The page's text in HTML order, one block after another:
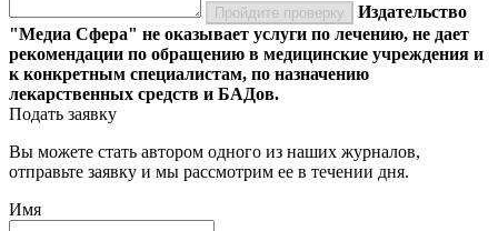
Пройдите проверку
Издательство
"Медиа Сфера" не оказывает услуги по лечению, не дает
рекомендации по обращению в медицинские учреждения и
к конкретным специалистам, по назначению
лекарственных средств и БАДов.
Подать заявку
Вы можете стать автором одного из наших журналов,
отправьте заявку и мы рассмотрим ее в течении дня.
Имя